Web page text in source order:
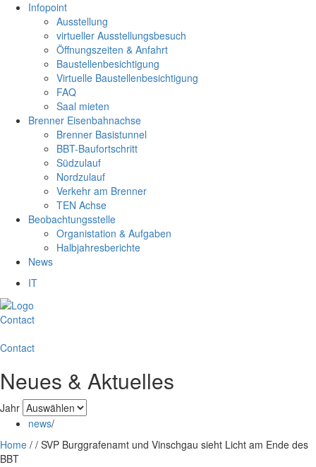
Infopoint
Ausstellung
virtueller Ausstellungsbesuch
Öffnungszeiten & Anfahrt
Baustellenbesichtigung
Virtuelle Baustellenbesichtigung
FAQ
Saal mieten
Brenner Eisenbahnachse
Brenner Basistunnel
BBT-Baufortschritt
Südzulauf
Nordzulauf
Verkehr am Brenner
TEN Achse
Beobachtungsstelle
Organistation & Aufgaben
Halbjahresberichte
News
IT
Contact
Contact
Neues & Aktuelles
Jahr
news/
Home / / SVP Burggrafenamt und Vinschgau sieht Licht am Ende des
BBT